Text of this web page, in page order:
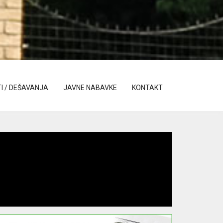
/ DEŠAVANJA JAVNE NABAVKE KONTAKT